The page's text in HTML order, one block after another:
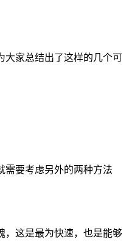
大家总结出了这样的几个可
需要考虑另外的两种方法
，这是最为快速，也是能够